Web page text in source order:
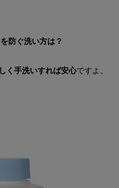
防ぐ洗い方は？
く手洗いすれば安心ですよ。